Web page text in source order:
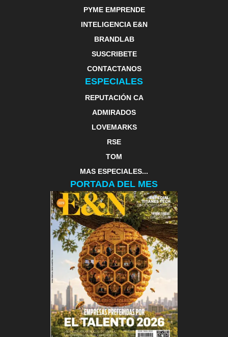
PYME EMPRENDE
INTELIGENCIA E&N
BRANDLAB
SUSCRIBETE
CONTACTANOS
ESPECIALES
REPUTACIÓN CA
ADMIRADOS
LOVEMARKS
RSE
TOM
MAS ESPECIALES...
PORTADA DEL MES